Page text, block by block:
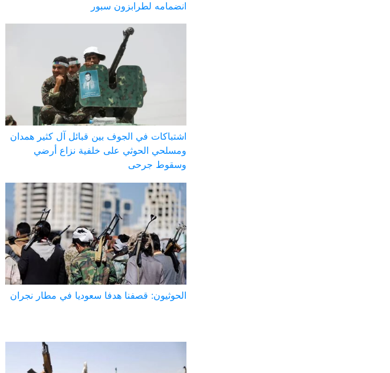
انضمامه لطرابزون سبور
اشتباكات في الجوف بين قبائل آل كثير همدان
ومسلحي الحوثي على خلفية نزاع أرضي
وسقوط جرحى
الحوثيون: قصفنا هدفا سعوديا في مطار نجران